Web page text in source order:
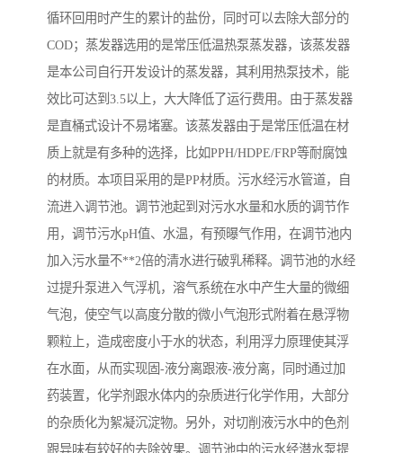
循环回用时产生的累计的盐份，同时可以去除大部分的
COD；蒸发器选用的是常压低温热泵蒸发器，该蒸发器
是本公司自行开发设计的蒸发器，其利用热泵技术，能
效比可达到3.5以上，大大降低了运行费用。由于蒸发器
是直桶式设计不易堵塞。该蒸发器由于是常压低温在材
质上就是有多种的选择，比如PPH/HDPE/FRP等耐腐蚀
的材质。本项目采用的是PP材质。污水经污水管道，自
流进入调节池。调节池起到对污水水量和水质的调节作
用，调节污水pH值、水温，有预曝气作用，在调节池内
加入污水量不**2倍的清水进行破乳稀释。调节池的水经
过提升泵进入气浮机，溶气系统在水中产生大量的微细
气泡，使空气以高度分散的微小气泡形式附着在悬浮物
颗粒上，造成密度小于水的状态，利用浮力原理使其浮
在水面，从而实现固-液分离跟液-液分离，同时通过加
药装置，化学剂跟水体内的杂质进行化学作用，大部分
的杂质化为絮凝沉淀物。另外，对切削液污水中的色剂
跟异味有较好的去除效果。调节池中的污水经潜水泵提
家
屠宰场一体化污水处设备
生产厂家
餐厨垃圾污水处理设备
洗车污水处理设备 变电站污水处理设备
熟食厂污水处理设备 美容院一体化污水处理设
备
汽车污水处理设备 你猜生活污水处理设备
农村生活污水处理设备 玻璃钢污水处理设备
疗养院污水处理设备 屠宰场污水处理
生活污水处理设备 医疗污水处理设备
风景区生活一体化设备 纺织印染废水
豆制品污水